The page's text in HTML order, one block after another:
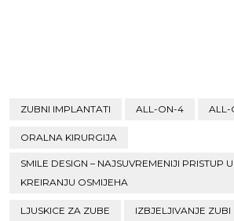
ZUBNI IMPLANTATI ALL-ON-4 ALL-
ORALNA KIRURGIJA
SMILE DESIGN – NAJSUVREMENIJI PRISTUP
KREIRANJU OSMIJEHA
LJUSKICE ZA ZUBE IZBJELJIVANJE ZUBI